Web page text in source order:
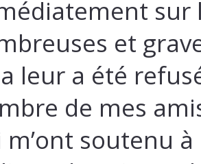
sur
et
leur a été
de mes
m’ont soutenu